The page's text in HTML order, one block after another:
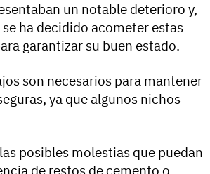
un notable deterioro y,
ha decidido acometer estas
garantizar su buen estado.
son necesarios para mantener
ya que algunos nichos
posibles molestias que puedan